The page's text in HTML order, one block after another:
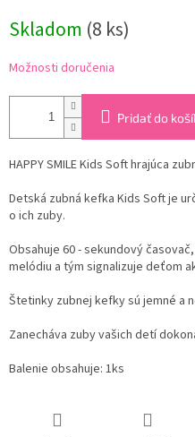
cena:
Skladom (8 ks)
Možnosti doručenia
Pridať do
HAPPY SMILE Kids Soft hrajúca
Detská zubná kefka Kids Soft je
o ich zuby.
Obsahuje 60 - sekundový
melódiu a tým signalizuje deťom
Štetinky zubnej kefky sú jemné a
Zanecháva zuby vašich detí
Balenie obsahuje: 1ks